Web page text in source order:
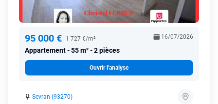
95 000 € 1 727 €/m²
Appartement 55 m² - 2 pièces
16/07/2026
Ouvrir l'analyse
Sevran (93270)